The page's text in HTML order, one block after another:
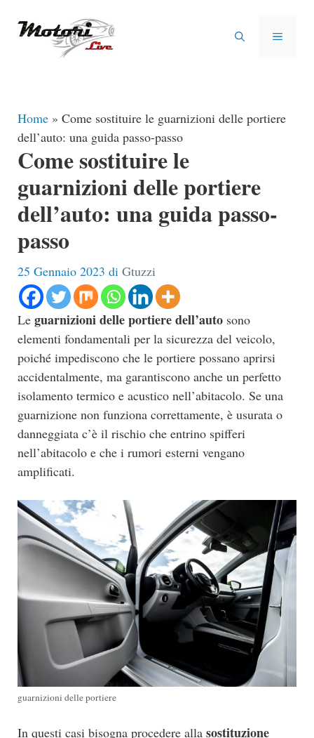
MENU
Home » Come sostituire le guarnizioni delle portiere
dell’auto: una guida passo-passo
Come sostituire le
guarnizioni delle portiere
dell’auto: una guida passo-
passo
25 Gennaio 2023 di Gtuzzi
Le guarnizioni delle portiere dell’auto sono
elementi fondamentali per la sicurezza del veicolo,
poiché impediscono che le portiere possano aprirsi
accidentalmente, ma garantiscono anche un perfetto
isolamento termico e acustico nell’abitacolo. Se una
guarnizione non funziona correttamente, è usurata o
danneggiata c’è il rischio che entrino spifferi
nell’abitacolo e che i rumori esterni vengano
amplificati.
guarnizioni delle portiere
In questi casi bisogna procedere alla sostituzione